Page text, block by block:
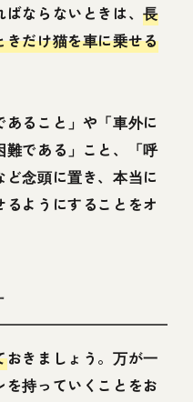
ばならないときは、長
だけ猫を車に乗せる
ること」や「車外に
である」こと、「呼
念頭に置き、本当に
ようにすることをオ
おきましょう。万が一
持っていくことをお